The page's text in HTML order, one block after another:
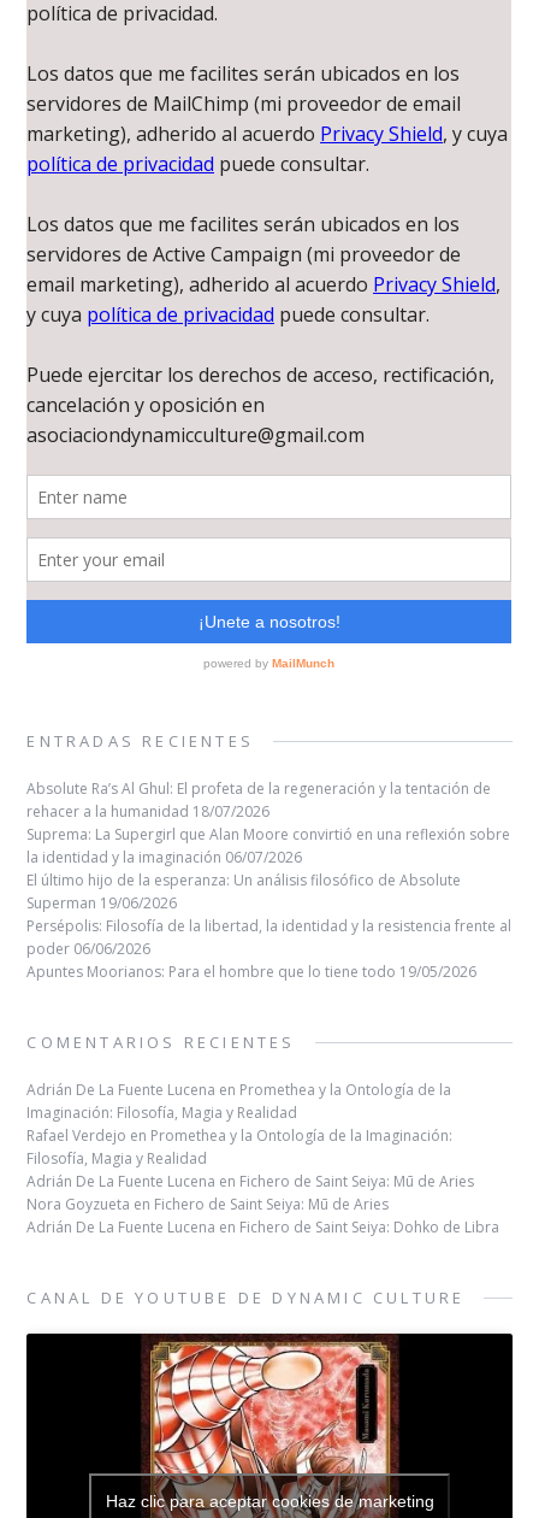
ENTRADAS RECIENTES
Absolute Ra’s Al Ghul: El profeta de la regeneración y la tentación de
rehacer a la humanidad 18/07/2026
Suprema: La Supergirl que Alan Moore convirtió en una reflexión sobre
la identidad y la imaginación 06/07/2026
El último hijo de la esperanza: Un análisis filosófico de Absolute
Superman 19/06/2026
Persépolis: Filosofía de la libertad, la identidad y la resistencia frente al
poder 06/06/2026
Apuntes Moorianos: Para el hombre que lo tiene todo 19/05/2026
COMENTARIOS RECIENTES
Adrián De La Fuente Lucena en Promethea y la Ontología de la
Imaginación: Filosofía, Magia y Realidad
Rafael Verdejo en Promethea y la Ontología de la Imaginación:
Filosofía, Magia y Realidad
Adrián De La Fuente Lucena en Fichero de Saint Seiya: Mū de Aries
Nora Goyzueta en Fichero de Saint Seiya: Mū de Aries
Adrián De La Fuente Lucena en Fichero de Saint Seiya: Dohko de Libra
CANAL DE YOUTUBE DE DYNAMIC CULTURE
Haz clic para aceptar cookies de marketing